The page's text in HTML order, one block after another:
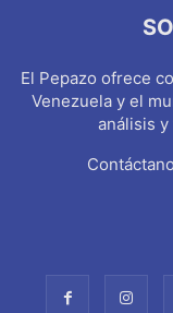
El Pepazo ofrece
Venezuela y el
análisis